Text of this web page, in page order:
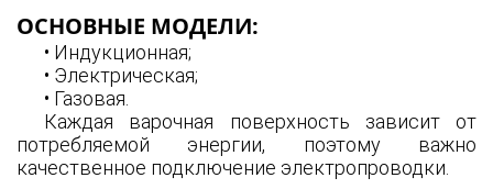
ОСНОВНЫЕ МОДЕЛИ:
• Индукционная;
• Электрическая;
• Газовая.
Каждая варочная поверхность зависит от
потребляемой энергии, поэтому важно
качественное подключение электропроводки.